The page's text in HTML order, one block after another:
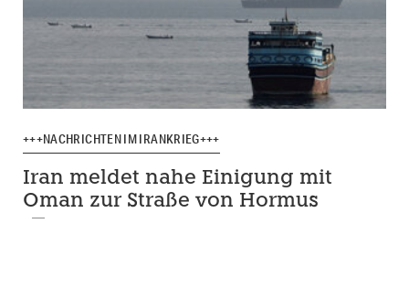
+++NACHRICHTEN IM IRANKRIEG+++
Iran meldet nahe Einigung mit
Oman zur Straße von Hormus